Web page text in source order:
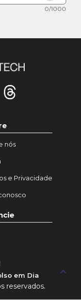
0/1000
nós
e Privacidade
em Dia
reservados.
keyboard_arrow_up